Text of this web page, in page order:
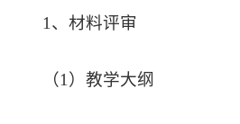
1、材料评审
（1）教学大纲